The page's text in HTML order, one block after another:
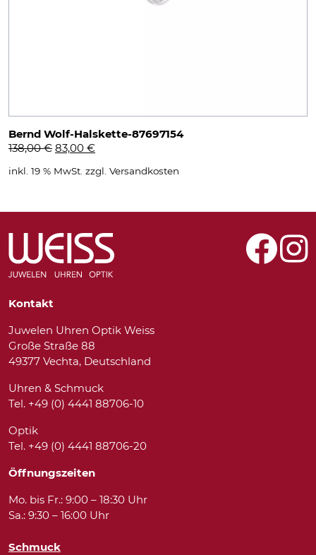
Bernd Wolf-Halskette-87697154
138,00€ Ursprünglicher
war:
83,00 €Aktueller
ist:
inkl. 19 % MwSt. zzgl. Versandkosten
Kontakt
Juwelen Uhren Optik Weiss
Große Straße 88
49377 Vechta, Deutschland
Uhren & Schmuck
Tel. +49 (0) 4441 88706-10
Optik
Tel. +49 (0) 4441 88706-20
Öffnungszeiten
Mo. bis Fr.: 9:00 – 18:30 Uhr
Sa.: 9:30 – 16:00 Uhr
Schmuck